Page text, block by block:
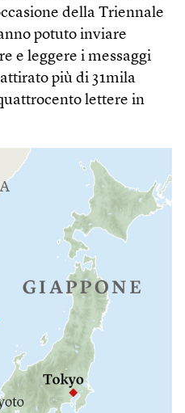
della Triennale
potuto inviare
e leggere i messaggi
più di 31mila
lettere in